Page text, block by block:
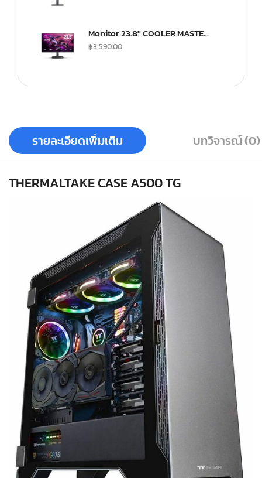
Monitor 23.8'' COOLER MASTER GA241
฿3,590.00
รายละเอียดเพิ่มเติม บทวิจารณ์ (0)
THERMALTAKE CASE A500 TG